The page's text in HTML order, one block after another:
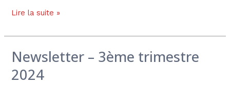
Lire la suite »
Newsletter – 3ème trimestre
2024
Newsletter
3ème